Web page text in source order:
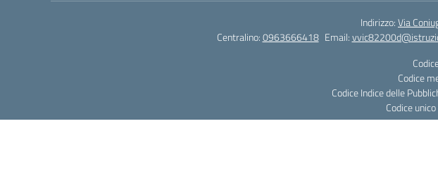
Indirizzo:Via
Centralino:0963666418 Email:
Codice
Codice Indice delle
Codice